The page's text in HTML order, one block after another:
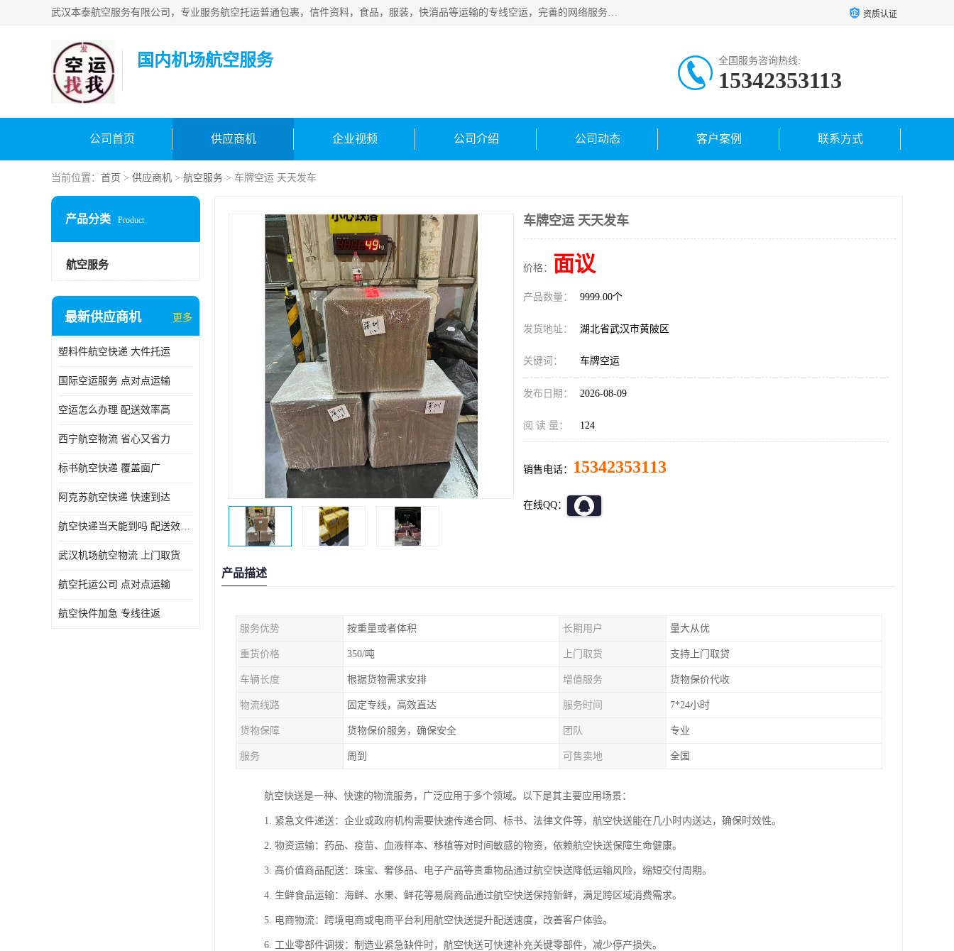
武汉本泰航空服务有限公司，专业服务航空托运普通包裹，信件资料，食品，服装，快消品等运输的专线空运，完善的网络服务确保为客户提供准确、*、安全的“门对门”服务，本着“诚信为本、精诚合作”的服务宗旨.“以安全运输为保障，以运价合理要求市场”的经营理念。武汉机场货运、武汉航空物流、武汉空运、武汉天河国际机场东方、南方、国际航空、机场空运业务覆盖国内二三线机场城市，如：武汉-敦煌、武汉-柳州等 资质认证
国内机场航空服务 全国服务咨询热线:
15342353113
公司首页 供应商机 企业视频 公司介绍 公司动态 客户案例 联系方式
当前位置： 首页 > 供应商机 > 航空服务 > 车牌空运 天天发车
产品分类 Product
航空服务
最新供应商机 更多
塑料件航空快递 大件托运
国际空运服务 点对点运输
空运怎么办理 配送效率高
西宁航空物流 省心又省力
标书航空快递 覆盖面广
阿克苏航空快递 快速到达
航空快递当天能到吗 配送效率高
武汉机场航空物流 上门取货
航空托运公司 点对点运输
航空快件加急 专线往返
车牌空运 天天发车
价格： 面议
产品数量： 9999.00个
发货地址： 湖北省武汉市黄陂区
关键词： 车牌空运
发布日期： 2026-08-09
阅 读 量： 124
销售电话： 15342353113
在线QQ：
产品描述
服务优势 按重量或者体积 长期用户 量大从优
重货价格 350/吨 上门取货 支持上门取贷
车辆长度 根据货物需求安排 增值服务 货物保价代收
物流线路 固定专线，高效直达 服务时间 7*24小时
货物保障 货物保价服务，确保安全 团队 专业
服务 周到 可售卖地 全国
航空快送是一种、快速的物流服务，广泛应用于多个领域。以下是其主要应用场景：
1. 紧急文件递送：企业或政府机构需要快速传递合同、标书、法律文件等，航空快送能在几小时内送达，确保时效性。
2. 物资运输：药品、疫苗、血液样本、移植等对时间敏感的物资，依赖航空快送保障生命健康。
3. 高价值商品配送：珠宝、奢侈品、电子产品等贵重物品通过航空快送降低运输风险，缩短交付周期。
4. 生鲜食品运输：海鲜、水果、鲜花等易腐商品通过航空快送保持新鲜，满足跨区域消费需求。
5. 电商物流：跨境电商或电商平台利用航空快送提升配送速度，改善客户体验。
6. 工业零部件调拨：制造业紧急缺件时，航空快送可快速补充关键零部件，减少停产损失。